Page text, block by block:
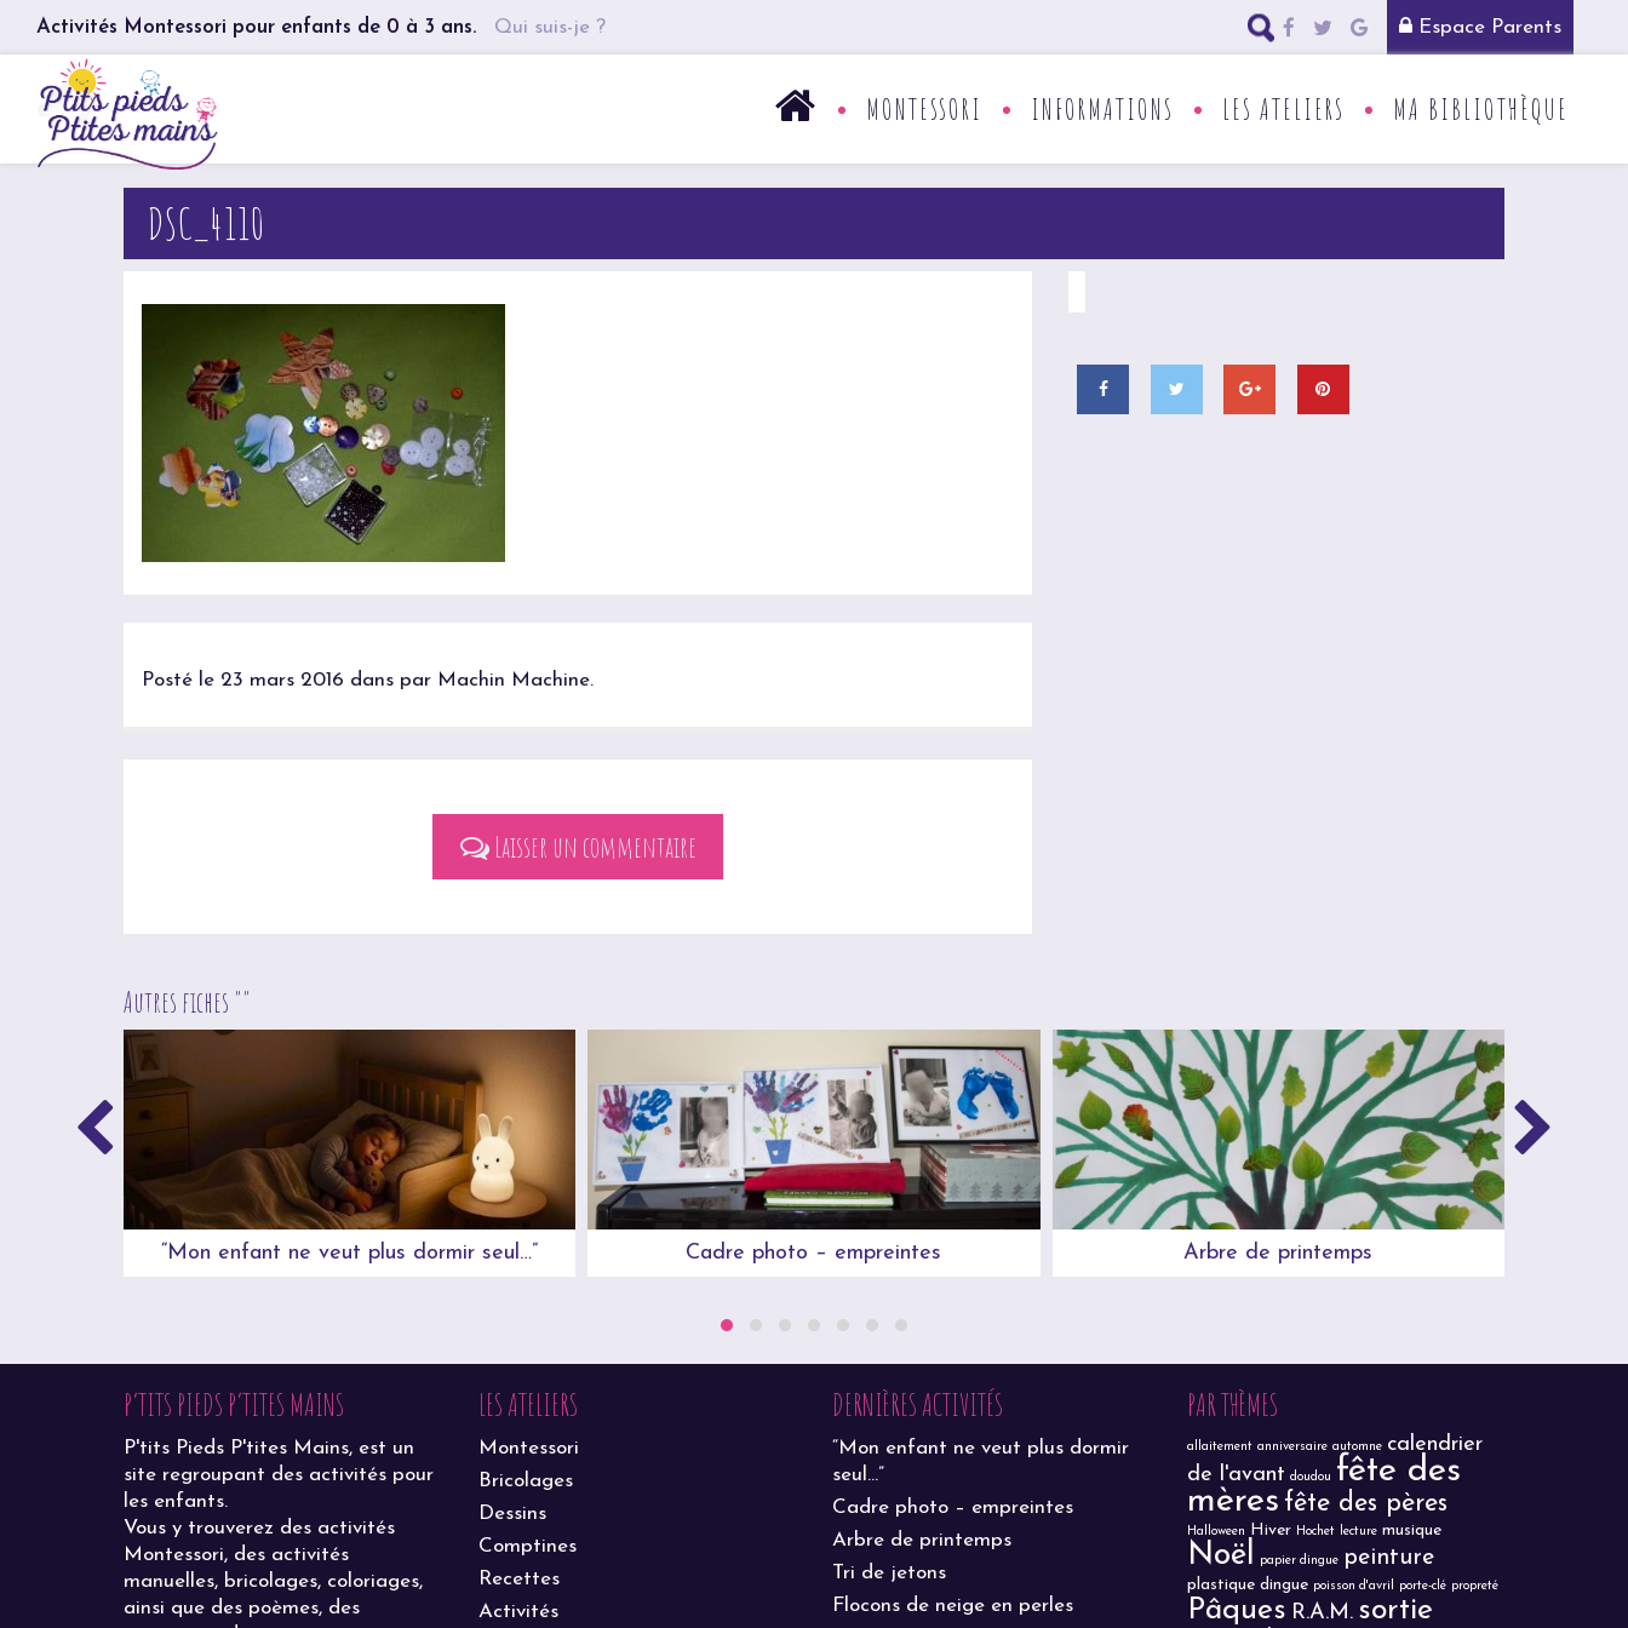
Activités Montessori pour enfants de 0 à 3 ans. Qui suis-je ? Espace Parents
MONTESSORI INFORMATIONS LES ATELIERS MA BIBLIOTHÈQUE
DSC_4110
Posté le 23 mars 2016 dans par Machin Machine.
Laisser un commentaire
Autres fiches ""
“Mon enfant ne veut plus dormir seul…” Cadre photo – empreintes Arbre de printemps
P’TITS PIEDS P’TITES MAINS
P'tits Pieds P'tites Mains, est un
site regroupant des activités pour
les enfants.
Vous y trouverez des activités
Montessori, des activités
manuelles, bricolages, coloriages,
ainsi que des poèmes, des
LES ATELIERS
Montessori
Bricolages
Dessins
Comptines
Recettes
Activités
DERNIÈRES ACTIVITÉS
“Mon enfant ne veut plus dormir
seul…”
Cadre photo – empreintes
Arbre de printemps
Tri de jetons
Flocons de neige en perles
PAR THÈMES
allaitement anniversaire automne calendrier
de l'avant doudou fête des
mères fête des pères
Halloween Hiver Hochet lecture musique
Noël papier dingue peinture
plastique dingue poisson d'avril porte-clé propreté
Pâques R.A.M. sortie